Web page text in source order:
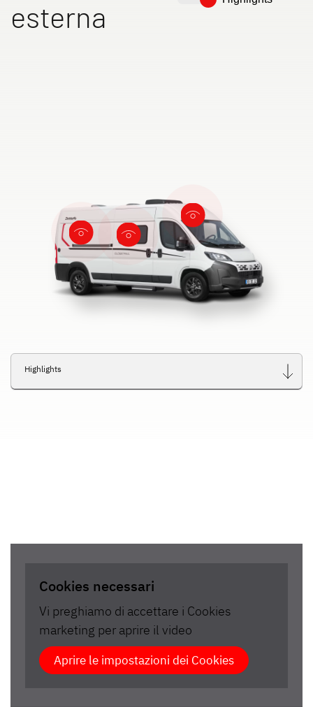
esterna
Highlights
Cookies necessari
Vi preghiamo di accettare i Cookies
marketing per aprire il video
Aprire le impostazioni dei Cookies